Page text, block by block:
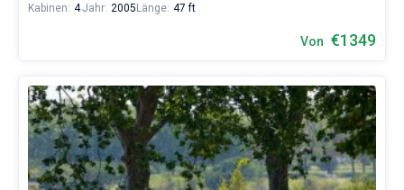
Kabinen: 4Jahr: 2005 Länge: 47 ft
Von €1349